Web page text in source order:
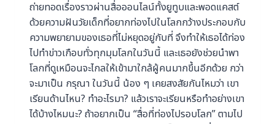
ถ่ายทอดเรื่องราวผ่านสื่อออนไลน์ทั้งยูทูบและพอดแคสต์
ด้วยความฝันวัยเด็กที่อยากท่องไปในโลกกว้างประกอบกับ
ความพยายามของเธอที่ไม่หยุดอยู่กับที่ จึงทำให้เธอได้ท่อง
ไปทำข่าวเกือบทั่วทุกมุมโลกในวันนี้ และเธอยังช่วยนำพา
โลกที่ดูเหมือนจะไกลให้เข้ามาใกล้ผู้คนมากขึ้นอีกด้วย กว่า
จะมาเป็น กรุณา ในวันนี้ น้อง ๆ เคยสงสัยกันไหมว่า เขา
เรียนด้านไหน? ทำอะไรมา? แล้วเราจะเรียนหรือทำอย่างเขา
ได้บ้างไหมนะ? ถ้าอยากเป็น “สื่อที่ท่องไปรอบโลก” ตามไป